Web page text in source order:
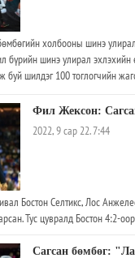
холбооны шинэ
бүрийн шинэ улирал эхлэхийн
буй шилдэг 100 тоглогчийн
Фил Жексон:
2022, 9 сар 22. 7:44
Бостон Селтикс, Лос
Тус цувралд Бостон 4:2-
Сагсан бөмбөг: